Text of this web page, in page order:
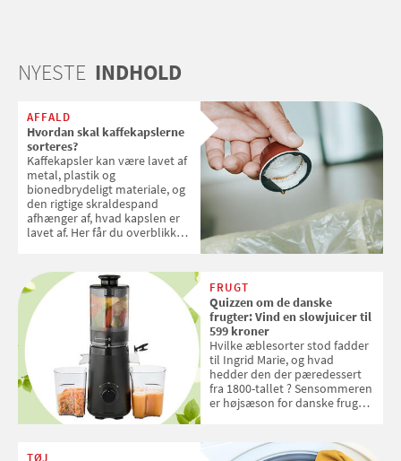
NYESTE INDHOLD
AFFALD
Hvordan skal kaffekapslerne
sorteres?
Kaffekapsler kan være lavet af
metal, plastik og
bionedbrydeligt materiale, og
den rigtige skraldespand
afhænger af, hvad kapslen er
lavet af. Her får du overblikket
FRUGT
Quizzen om de danske
frugter: Vind en slowjuicer til
599 kroner
Hvilke æblesorter stod fadder
til Ingrid Marie, og hvad
hedder den der pæredessert
fra 1800-tallet ? Sensommeren
er højsæson for danske fruger,
favoritter. Det fejrer Samvirke
TØJ